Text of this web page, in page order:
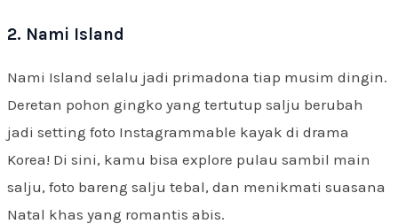
2. Nami Island
Nami Island selalu jadi primadona tiap musim dingin.
Deretan pohon gingko yang tertutup salju berubah
jadi setting foto Instagrammable kayak di drama
Korea! Di sini, kamu bisa explore pulau sambil main
salju, foto bareng salju tebal, dan menikmati suasana
Natal khas yang romantis abis.